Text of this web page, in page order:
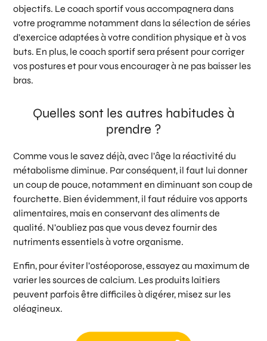
objectifs. Le coach sportif vous accompagnera dans
votre programme notamment dans la sélection de séries
d’exercice adaptées à votre condition physique et à vos
buts. En plus, le coach sportif sera présent pour corriger
vos postures et pour vous encourager à ne pas baisser les
bras.
Quelles sont les autres habitudes à
prendre ?
Comme vous le savez déjà, avec l’âge la réactivité du
métabolisme diminue. Par conséquent, il faut lui donner
un coup de pouce, notamment en diminuant son coup de
fourchette. Bien évidemment, il faut réduire vos apports
alimentaires, mais en conservant des aliments de
qualité. N’oubliez pas que vous devez fournir des
nutriments essentiels à votre organisme.
Enfin, pour éviter l’ostéoporose, essayez au maximum de
varier les sources de calcium. Les produits laitiers
peuvent parfois être difficiles à digérer, misez sur les
oléagineux.